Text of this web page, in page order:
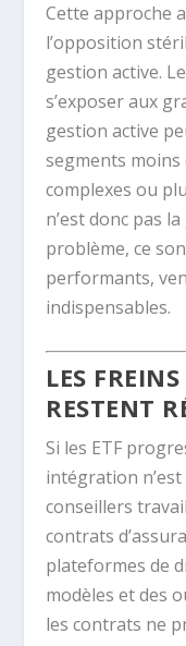
Cette approche
l’opposition
gestion active.
s’exposer aux
gestion active
segments
complexes ou
n’est donc pas
problème, ce
performants,
indispensables.
LES
RESTENT
Si les ETF
intégration
conseillers
contrats
plateformes de
modèles et des
les contrats ne